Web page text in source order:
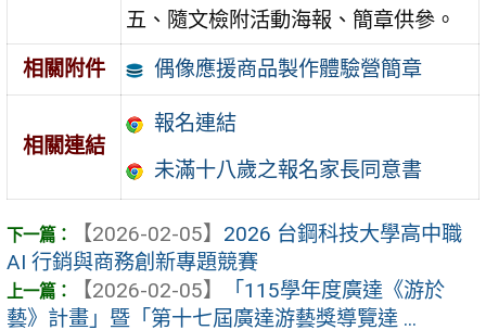
五、隨文檢附活動海報、簡章供參。
相關附件
偶像應援商品製作體驗營簡章
相關連結
報名連結
未滿十八歲之報名家長同意書
【2026-02-05】 2026 台鋼科技大學高中職
AI 行銷與商務創新專題競賽
【2026-02-05】
「115學年度廣達《游於
藝》計畫」暨「第十七屆廣達游藝獎導覽達 ...